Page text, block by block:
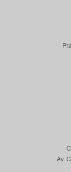
Av.